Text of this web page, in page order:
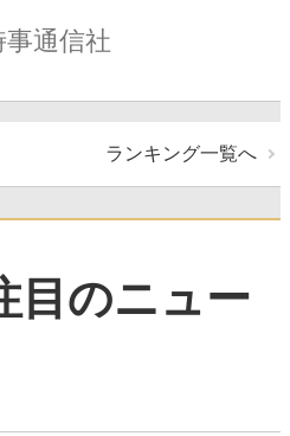
事通信社
ランキング一覧へ
目のニュー